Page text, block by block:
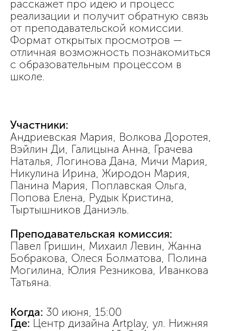
расскажет про идею и процесс
реализации и получит обратную связь
от преподавательской комиссии.
Формат открытых просмотров —
отличная возможность познакомиться
с образовательным процессом в
школе.
Участники:
Андриевская Мария, Волкова Доротея,
Вэйлин Ди, Галицына Анна, Грачева
Наталья, Логинова Дана, Мичи Мария,
Никулина Ирина, Жиродон Мария,
Панина Мария, Поплавская Ольга,
Попова Елена, Рудык Кристина,
Тыртышников Даниэль.
Преподавательская комиссия:
Павел Гришин, Михаил Левин, Жанна
Бобракова, Олеся Болматова, Полина
Могилина, Юлия Резникова, Иванкова
Татьяна.
Когда: 30 июня, 15:00
Где: Центр дизайна Artplay, ул. Нижняя